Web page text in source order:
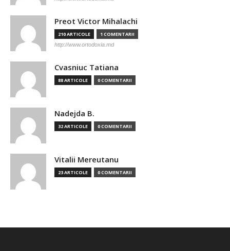
Preot Victor Mihalachi
210 ARTICOLE 1 COMENTARII
http://www.ortodoxia.md
Cvasniuc Tatiana
88 ARTICOLE 0 COMENTARII
Nadejda B.
32 ARTICOLE 0 COMENTARII
Vitalii Mereutanu
23 ARTICOLE 0 COMENTARII